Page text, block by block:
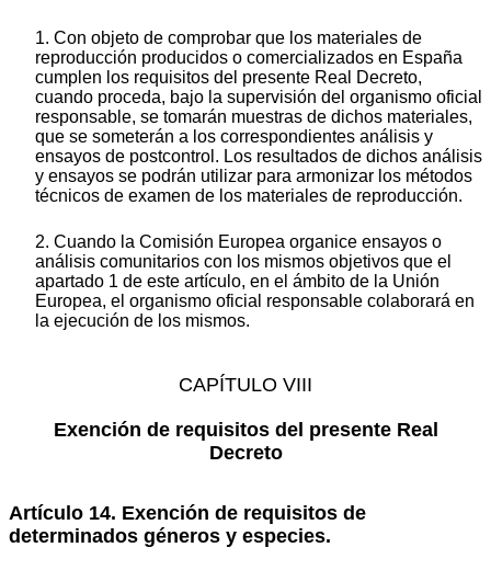
1. Con objeto de comprobar que los materiales de
reproducción producidos o comercializados en España
cumplen los requisitos del presente Real Decreto,
cuando proceda, bajo la supervisión del organismo oficial
responsable, se tomarán muestras de dichos materiales,
que se someterán a los correspondientes análisis y
ensayos de postcontrol. Los resultados de dichos análisis
y ensayos se podrán utilizar para armonizar los métodos
técnicos de examen de los materiales de reproducción.
2. Cuando la Comisión Europea organice ensayos o
análisis comunitarios con los mismos objetivos que el
apartado 1 de este artículo, en el ámbito de la Unión
Europea, el organismo oficial responsable colaborará en
la ejecución de los mismos.
CAPÍTULO VIII
Exención de requisitos del presente Real
Decreto
Artículo 14. Exención de requisitos de
determinados géneros y especies.